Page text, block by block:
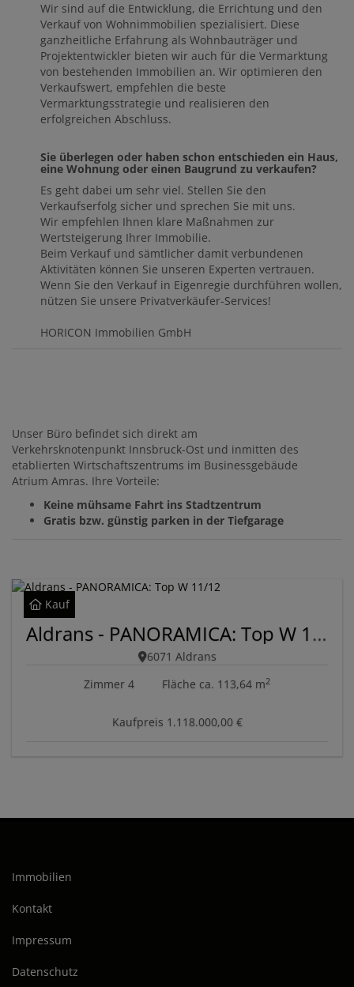
Wir sind auf die Entwicklung, die Errichtung und den
Verkauf von Wohnimmobilien spezialisiert. Diese
ganzheitliche Erfahrung als Wohnbauträger und
Projektentwickler bieten wir auch für die Vermarktung
von bestehenden Immobilien an. Wir optimieren den
Verkaufswert, empfehlen die beste
Vermarktungsstrategie und realisieren den
erfolgreichen Abschluss.
Sie überlegen oder haben schon entschieden ein Haus,
eine Wohnung oder einen Baugrund zu verkaufen?
Es geht dabei um sehr viel. Stellen Sie den
Verkaufserfolg sicher und sprechen Sie mit uns.
Wir empfehlen Ihnen klare Maßnahmen zur
Wertsteigerung Ihrer Immobilie.
Beim Verkauf und sämtlicher damit verbundenen
Aktivitäten können Sie unseren Experten vertrauen.
Wenn Sie den Verkauf in Eigenregie durchführen wollen,
nützen Sie unsere Privatverkäufer-Services!
HORICON Immobilien GmbH
Unser Büro befindet sich direkt am
Verkehrsknotenpunkt Innsbruck-Ost und inmitten des
etablierten Wirtschaftszentrums im Businessgebäude
Atrium Amras. Ihre Vorteile:
Keine mühsame Fahrt ins Stadtzentrum
Gratis bzw. günstig parken in der Tiefgarage
Kauf
Aldrans - PANORAMICA: Top W 11/12
6071 Aldrans
Zimmer 4 Fläche ca. 113,64 m2
Kaufpreis 1.118.000,00 €
Immobilien
Kontakt
Impressum
Datenschutz